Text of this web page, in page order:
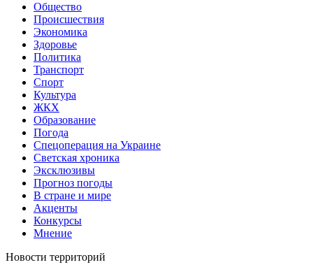
Общество
Происшествия
Экономика
Здоровье
Политика
Транспорт
Спорт
Культура
ЖКХ
Образование
Погода
Спецоперация на Украине
Светская хроника
Эксклюзивы
Прогноз погоды
В стране и мире
Акценты
Конкурсы
Мнение
Новости территорий